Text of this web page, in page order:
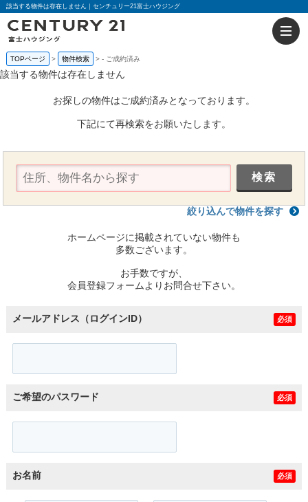
該当する物件は存在しません｜センチュリー21富士ハウジング
TOPページ 物件検索 - ご成約済み
該当する物件は存在しません
お探しの物件はご成約済みとなっております。
下記にて再検索をお願いたします。
絞り込んで物件を探す
ホームページに掲載されていない物件も
多数ございます。
お手数ですが、
会員登録フォームよりお問合せ下さい。
メールアドレス（ログインID） 必須
ご希望のパスワード 必須
お名前 必須